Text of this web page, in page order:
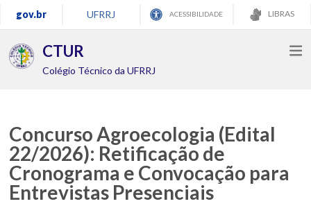
gov.br UFRRJ ACESSIBILIDADE LIBRAS
CTUR
Colégio Técnico da UFRRJ
Concurso Agroecologia (Edital
22/2026): Retificação de
Cronograma e Convocação para
Entrevistas Presenciais